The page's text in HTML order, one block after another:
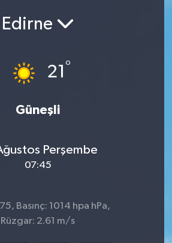
Edirne
21 °
Güneşli
Perşembe
07:45
Basınç: 1014 hpa hPa,
Rüzgar: 2.61 m/s